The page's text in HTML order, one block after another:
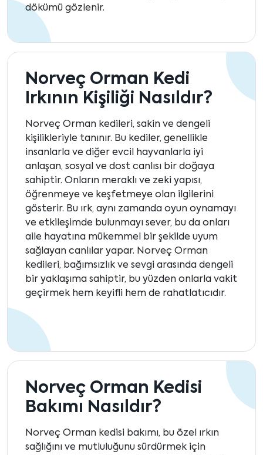
dökümü gözlenir.
Norveç Orman Kedi
Irkının Kişiliği Nasıldır?
Norveç Orman kedileri, sakin ve dengeli
kişilikleriyle tanınır. Bu kediler, genellikle
insanlarla ve diğer evcil hayvanlarla iyi
anlaşan, sosyal ve dost canlısı bir doğaya
sahiptir. Onların meraklı ve zeki yapısı,
öğrenmeye ve keşfetmeye olan ilgilerini
gösterir. Bu ırk, aynı zamanda oyun oynamayı
ve etkileşimde bulunmayı sever, bu da onları
aile hayatına mükemmel bir şekilde uyum
sağlayan canlılar yapar. Norveç Orman
kedileri, bağımsızlık ve sevgi arasında dengeli
bir yaklaşıma sahiptir, bu yüzden onlarla vakit
geçirmek hem keyifli hem de rahatlatıcıdır.
Norveç Orman Kedisi
Bakımı Nasıldır?
Norveç Orman kedisi bakımı, bu özel ırkın
sağlığını ve mutluluğunu sürdürmek için